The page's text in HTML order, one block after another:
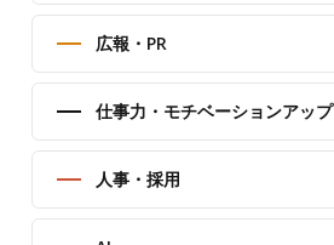
広報・PR
仕事力・モチベーションアップ
人事・採用